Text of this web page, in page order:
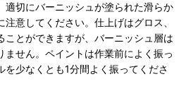
適切にバーニッシュが塗られた滑らか
意してください。仕上げはグロス、
ことができますが、バーニッシュ層は
ません。ペイントは作業前によく振っ
少なくとも1分間よく振ってくださ